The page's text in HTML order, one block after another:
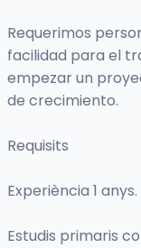
Requerimos
facilidad para el
empezar un
de crecimiento.
Requisits
Experiència 1
Estudis primaris